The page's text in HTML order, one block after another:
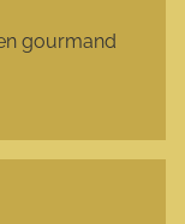
gourmand